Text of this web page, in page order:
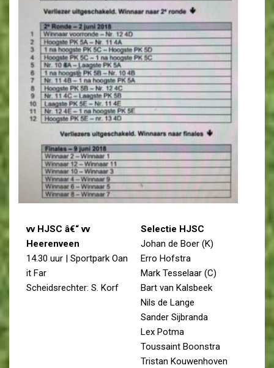
vv HJSC â€“ vv
Heerenveen
14.30 uur | Sportpark Oan
it Far
Scheidsrechter: S. Korf
Selectie HJSC
Johan de Boer (K)
Erro Hofstra
Mark Tesselaar (C)
Bart van Kalsbeek
Nils de Lange
Sander Sijbranda
Lex Potma
Toussaint Boonstra
Tristan Kouwenhoven